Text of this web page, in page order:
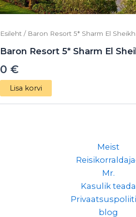
Esileht / Baron Resort 5* Sharm El
Baron Resort 5* Sharm El
0 €
Lisa korvi
Meist
Mr.
Kasulik teada
blog